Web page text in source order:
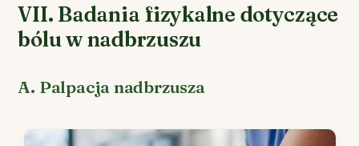
VII. Badania fizykalne dotyczące
bólu w nadbrzuszu
A. Palpacja nadbrzusza